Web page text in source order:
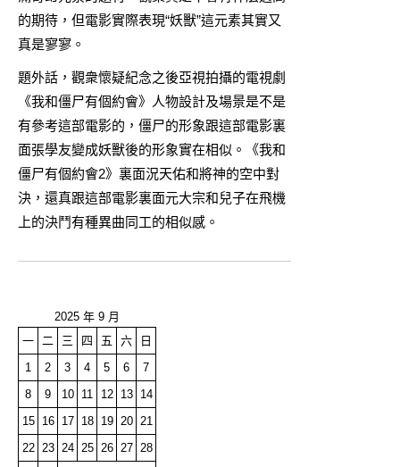
的期待，但電影實際表現“妖獸”這元素其實又
真是寥寥。
題外話，觀衆懷疑紀念之後亞視拍攝的電視劇
《我和僵尸有個約會》人物設計及場景是不是
有參考這部電影的，僵尸的形象跟這部電影裏
面張學友變成妖獸後的形象實在相似。《我和
僵尸有個約會2》裏面況天佑和將神的空中對
決，還真跟這部電影裏面元大宗和兒子在飛機
上的決鬥有種異曲同工的相似感。
2025 年 9 月
一
二 三 四 五 六
日
1
2 3 4 5 6
7
8
9 10 11 12 13
14
15
16 17 18 19 20
21
22
23 24 25 26 27 28